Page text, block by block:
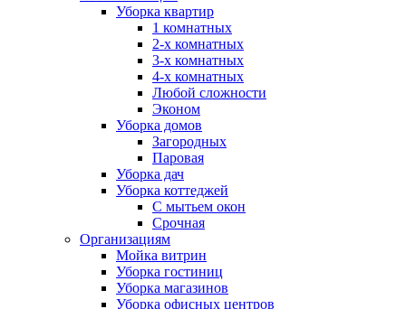
Уборка квартир
1 комнатных
2-х комнатных
3-х комнатных
4-х комнатных
Любой сложности
Эконом
Уборка домов
Загородных
Паровая
Уборка дач
Уборка коттеджей
С мытьем окон
Срочная
Организациям
Мойка витрин
Уборка гостиниц
Уборка магазинов
Уборка офисных центров